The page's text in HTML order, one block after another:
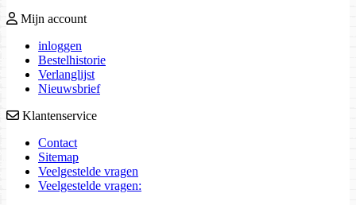
Mijn account
inloggen
Bestelhistorie
Verlanglijst
Nieuwsbrief
Klantenservice
Contact
Sitemap
Veelgestelde vragen
Veelgestelde vragen: